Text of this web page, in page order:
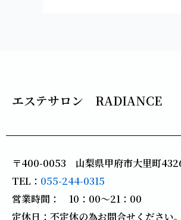
エステサロン RADIANCE
〒400-0053 山梨県甲府市大里町
TEL： 055-244-0315
営業時間： 10：00～21：00
定休日：不定休の為お問合せください。